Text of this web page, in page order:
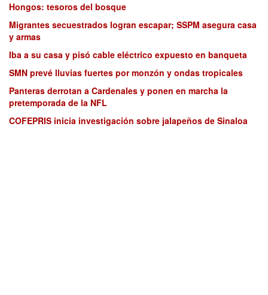
Hongos: tesoros del bosque
Migrantes secuestrados logran escapar; SSPM asegura casa
y armas
Iba a su casa y pisó cable eléctrico expuesto en banqueta
SMN prevé lluvias fuertes por monzón y ondas tropicales
Panteras derrotan a Cardenales y ponen en marcha la
pretemporada de la NFL
COFEPRIS inicia investigación sobre jalapeños de Sinaloa